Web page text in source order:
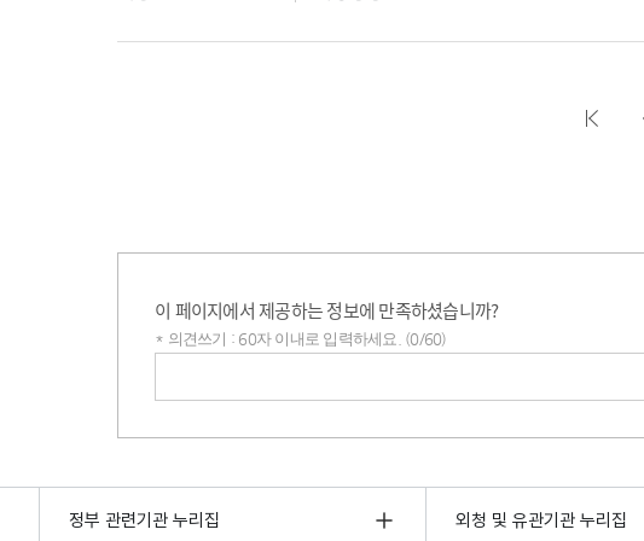
이 페이지에서 제공하는 정보에 만족하셨습니까?
* 의견쓰기 : 60자 이내로 입력하세요. (0/60)
정부 관련기관 누리집 외청 및 유관기관 누리집